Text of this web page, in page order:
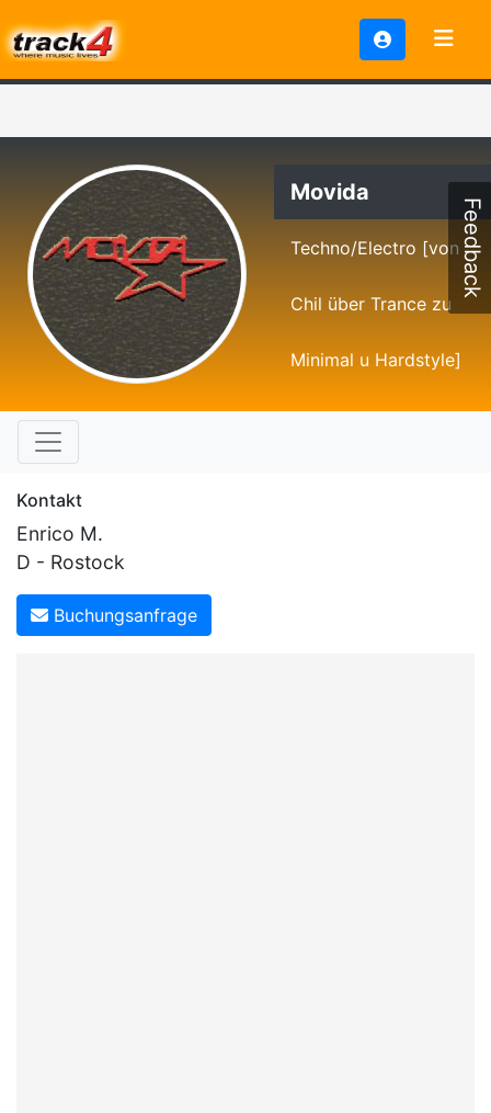
Movida
Techno/Electro [von
Chil über Trance zu
Minimal u Hardstyle]
Kontakt
Enrico M.
D - Rostock
Buchungsanfrage
Feedback